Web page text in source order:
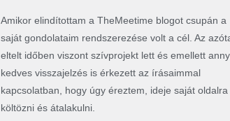
Amikor elindítottam a TheMeetime blogot csupán a
saját gondolataim rendszerezése volt a cél. Az
eltelt időben viszont szívprojekt lett és emellett
kedves visszajelzés is érkezett az írásaimmal
kapcsolatban, hogy úgy éreztem, ideje saját oldalra
költözni és átalakulni.